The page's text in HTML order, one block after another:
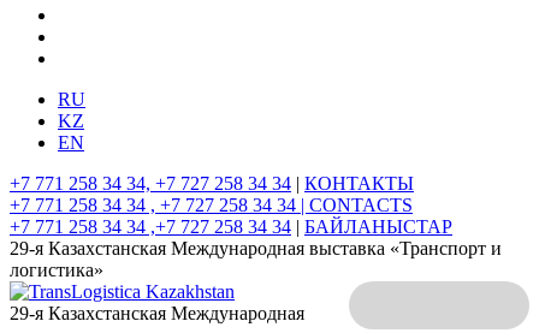
RU
KZ
EN
+7 771 258 34 34, +7 727 258 34 34 | КОНТАКТЫ
+7 771 258 34 34 , +7 727 258 34 34 | CONTACTS
+7 771 258 34 34 ,+7 727 258 34 34 | БАЙЛАНЫСТАР
29-я Казахстанская Международная выставка «Транспорт и
логистика»
29-я Казахстанская Международная